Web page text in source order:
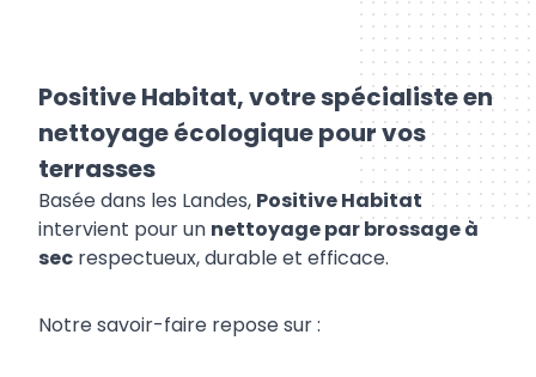
Positive Habitat, votre spécialiste en
nettoyage écologique pour vos
terrasses
Basée dans les Landes, Positive Habitat
intervient pour un nettoyage par brossage à
sec respectueux, durable et efficace.
Notre savoir-faire repose sur :